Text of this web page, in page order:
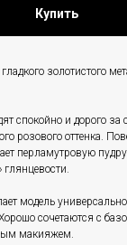
Купить
золотистого
спокойно и дорого за
розового оттенка.
перламутровую пудру
глянцевости.
модель
сочетаются с
макияжем.